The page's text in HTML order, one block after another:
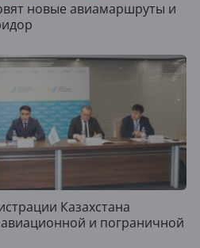
новые авиамаршруты и
Казахстана
и пограничной